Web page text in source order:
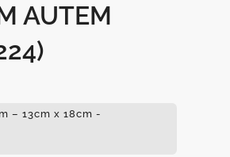
AUTEM
– 13cm x 18cm -